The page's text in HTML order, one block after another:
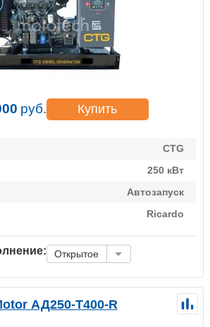
руб. Купить
CTG
250 кВт
Автозапуск
Ricardo
Открытое
АД250-Т400-R